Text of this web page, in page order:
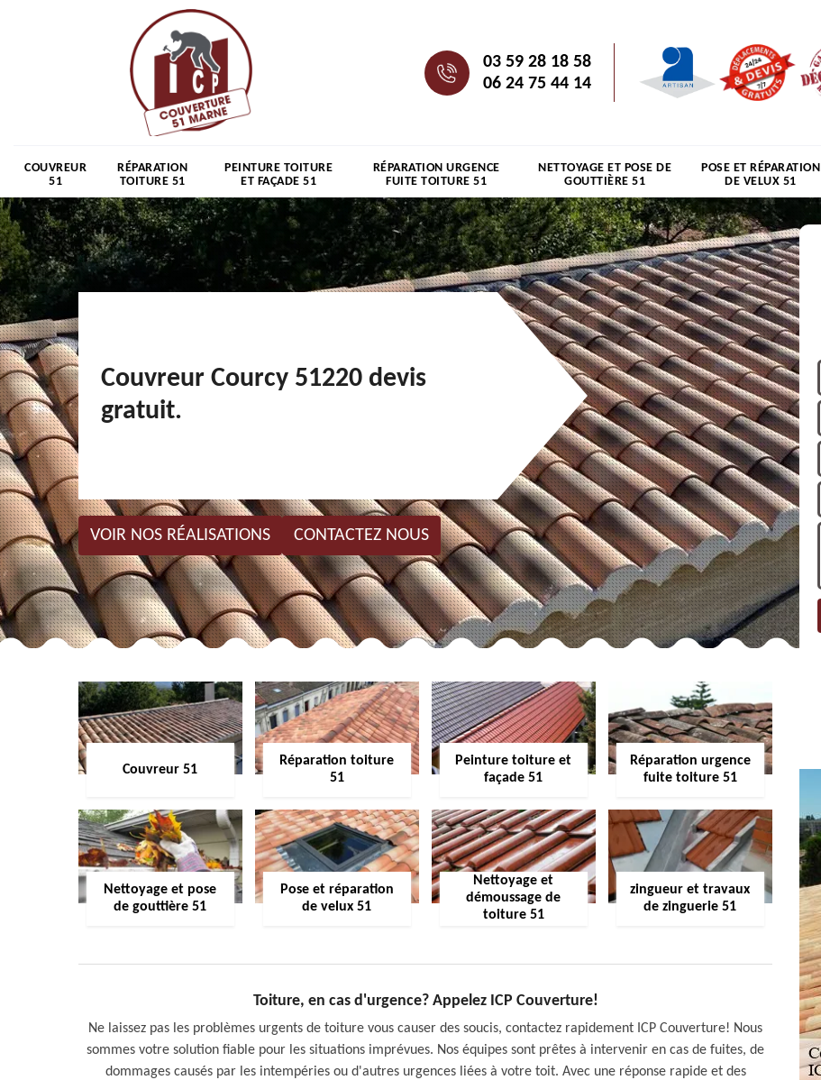
03 59 28 18 58
06 24 75 44 14
COUVREUR
51
RÉPARATION
TOITURE 51
PEINTURE TOITURE
ET FAÇADE 51
RÉPARATION URGENCE
FUITE TOITURE 51
NETTOYAGE ET POSE DE
GOUTTIÈRE 51
POSE ET RÉPARATION
DE VELUX 51
Couvreur Courcy 51220 devis
gratuit.
VOIR NOS RÉALISATIONS CONTACTEZ NOUS
Couvreur 51
Réparation toiture
51
Peinture toiture et
façade 51
Réparation urgence
fuite toiture 51
Nettoyage et pose
de gouttière 51
Pose et réparation
de velux 51
Nettoyage et
démoussage de
toiture 51
zingueur et travaux
de zinguerie 51
Toiture, en cas d'urgence? Appelez ICP Couverture!
Ne laissez pas les problèmes urgents de toiture vous causer des soucis, contactez rapidement ICP Couverture! Nous
sommes votre solution fiable pour les situations imprévues. Nos équipes sont prêtes à intervenir en cas de fuites, de
dommages causés par les intempéries ou d'autres urgences liées à votre toit. Avec une réponse rapide et des